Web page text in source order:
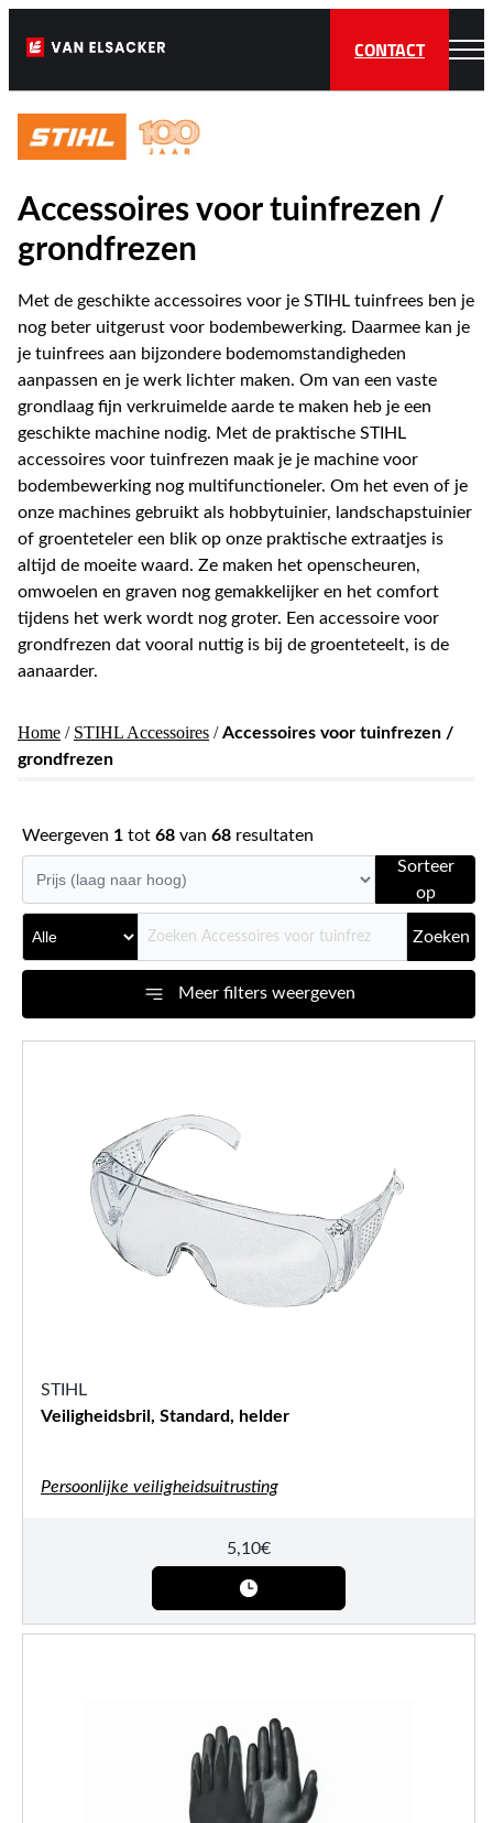
CONTACT
Accessoires voor tuinfrezen /
grondfrezen
Met de geschikte accessoires voor je STIHL tuinfrees ben je
nog beter uitgerust voor bodembewerking. Daarmee kan je
je tuinfrees aan bijzondere bodemomstandigheden
aanpassen en je werk lichter maken. Om van een vaste
grondlaag fijn verkruimelde aarde te maken heb je een
geschikte machine nodig. Met de praktische STIHL
accessoires voor tuinfrezen maak je je machine voor
bodembewerking nog multifunctioneler. Om het even of je
onze machines gebruikt als hobbytuinier, landschapstuinier
of groenteteler een blik op onze praktische extraatjes is
altijd de moeite waard. Ze maken het openscheuren,
omwoelen en graven nog gemakkelijker en het comfort
tijdens het werk wordt nog groter. Een accessoire voor
grondfrezen dat vooral nuttig is bij de groenteteelt, is de
aanaarder.
Home / STIHL Accessoires /Accessoires voor tuinfrezen /
grondfrezen
Weergeven 1 tot 68 van 68 resultaten
Sorteer
op
Zoeken
Meer filters weergeven
STIHL
Veiligheidsbril, Standard, helder
Persoonlijke veiligheidsuitrusting
5,10€